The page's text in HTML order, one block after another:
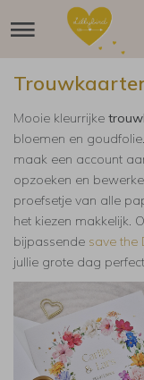
Mooie kleurrijke
bloemen en
maak een account
opzoeken en
proefsetje van alle
het kiezen makkelijk.
bijpassende save the
jullie grote dag